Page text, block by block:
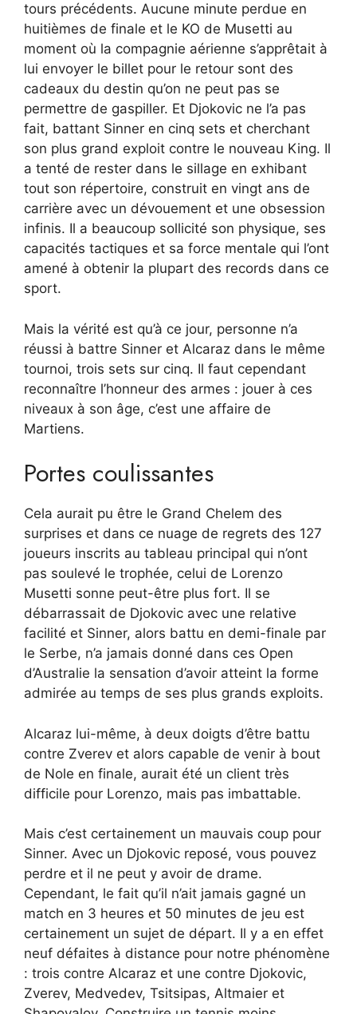
tours précédents. Aucune minute perdue en
huitièmes de finale et le KO de Musetti au
moment où la compagnie aérienne s’apprêtait à
lui envoyer le billet pour le retour sont des
cadeaux du destin qu’on ne peut pas se
permettre de gaspiller. Et Djokovic ne l’a pas
fait, battant Sinner en cinq sets et cherchant
son plus grand exploit contre le nouveau King. Il
a tenté de rester dans le sillage en exhibant
tout son répertoire, construit en vingt ans de
carrière avec un dévouement et une obsession
infinis. Il a beaucoup sollicité son physique, ses
capacités tactiques et sa force mentale qui l’ont
amené à obtenir la plupart des records dans ce
sport.
Mais la vérité est qu’à ce jour, personne n’a
réussi à battre Sinner et Alcaraz dans le même
tournoi, trois sets sur cinq. Il faut cependant
reconnaître l’honneur des armes : jouer à ces
niveaux à son âge, c’est une affaire de
Martiens.
Portes coulissantes
Cela aurait pu être le Grand Chelem des
surprises et dans ce nuage de regrets des 127
joueurs inscrits au tableau principal qui n’ont
pas soulevé le trophée, celui de Lorenzo
Musetti sonne peut-être plus fort. Il se
débarrassait de Djokovic avec une relative
facilité et Sinner, alors battu en demi-finale par
le Serbe, n’a jamais donné dans ces Open
d’Australie la sensation d’avoir atteint la forme
admirée au temps de ses plus grands exploits.
Alcaraz lui-même, à deux doigts d’être battu
contre Zverev et alors capable de venir à bout
de Nole en finale, aurait été un client très
difficile pour Lorenzo, mais pas imbattable.
Mais c’est certainement un mauvais coup pour
Sinner. Avec un Djokovic reposé, vous pouvez
perdre et il ne peut y avoir de drame.
Cependant, le fait qu’il n’ait jamais gagné un
match en 3 heures et 50 minutes de jeu est
certainement un sujet de départ. Il y a en effet
neuf défaites à distance pour notre phénomène
: trois contre Alcaraz et une contre Djokovic,
Zverev, Medvedev, Tsitsipas, Altmaier et